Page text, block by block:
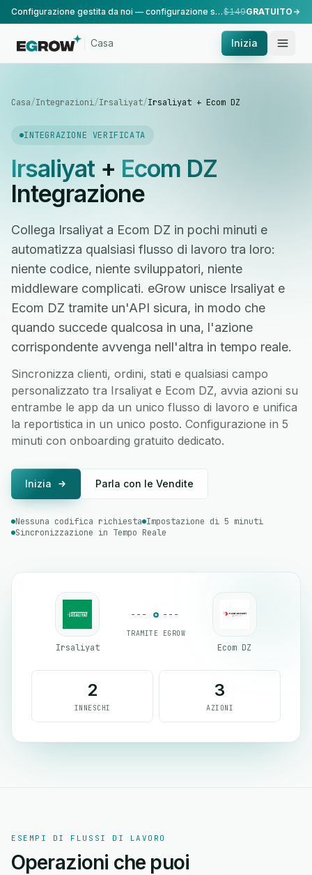
Configurazione gestita da noi — configurazione standard, eseguita dal nostro team.$149GRATUITO
Casa Inizia
Casa/Integrazioni/Irsaliyat/Irsaliyat + Ecom DZ
INTEGRAZIONE VERIFICATA
Irsaliyat+ Ecom DZ
Integrazione
Collega Irsaliyat a Ecom DZ in pochi minuti e
automatizza qualsiasi flusso di lavoro tra loro:
niente codice, niente sviluppatori, niente
middleware complicati. eGrow unisce Irsaliyat e
Ecom DZ tramite un'API sicura, in modo che
quando succede qualcosa in una, l'azione
corrispondente avvenga nell'altra in tempo reale.
Sincronizza clienti, ordini, stati e qualsiasi campo
personalizzato tra Irsaliyat e Ecom DZ, avvia azioni su
entrambe le app da un unico flusso di lavoro e unifica
la reportistica in un unico posto. Configurazione in 5
minuti con onboarding gratuito dedicato.
Inizia Parla con le Vendite
Nessuna codifica richiesta Impostazione di 5 minuti
Sincronizzazione in Tempo Reale
Irsaliyat
TRAMITE EGROW
Ecom DZ
2
INNESCHI
3
AZIONI
ESEMPI DI FLUSSI DI LAVORO
Operazioni che puoi